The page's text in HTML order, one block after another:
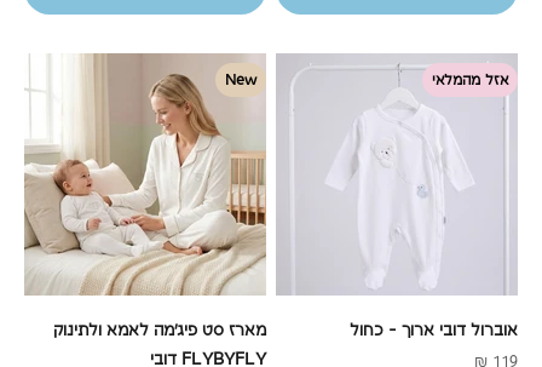
אזל מהמלאי
אוברול דובי ארוך - כחול
מחיר מבצע
119 ₪
New
מארז סט פיג'מה לאמא ולתינוק
FLYBYFLY דובי